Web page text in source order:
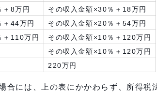
＋8万円
その収入金額×30％＋18万円
＋44万円
その収入金額×20％＋54万円
＋110万円
その収入金額×10％＋120万円
その収入金額×10％＋120万円
220万円
には、上の表にかかわらず、所得税